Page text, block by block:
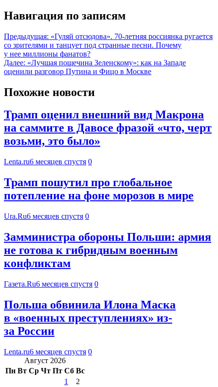
Навигация по записям
Предыдущая: «Гуляй отсюдова». 70-летняя россиянка ругается
со зрителями и танцует под странные песни. Почему
у нее миллионы фанатов?
Далее: «Лучшая пощечина Зеленскому»: как на Западе
оценили разговор Путина и Фицо в Москве
Похожие новости
Трамп оценил внешний вид Макрона
на саммите в Давосе фразой «что, черт
возьми, это было»
Lenta.ru6 месяцев спустя 0
Трамп пошутил про глобальное
потепление на фоне морозов в мире
Ura.Ru6 месяцев спустя 0
Замминистра обороны Польши: армия
не готова к гибридным военным
конфликтам
Газета.Ru6 месяцев спустя 0
Польша обвинила Илона Маска
в «военных преступлениях» из-
за России
Lenta.ru6 месяцев спустя 0
Август 2026
Пн Вт Ср Чт Пт Сб Вс
1
2